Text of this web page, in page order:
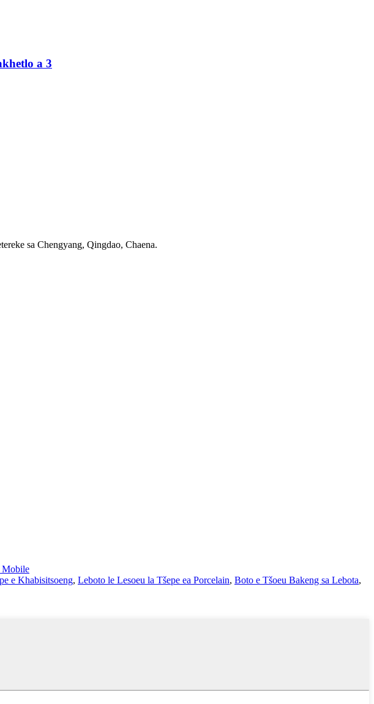
a 3
sa Chengyang, Qingdao, Chaena.
e Khabisitsoeng, Leboto le Lesoeu la Tšepe ea Porcelain, Boto e Tšoeu Bakeng sa Lebota,